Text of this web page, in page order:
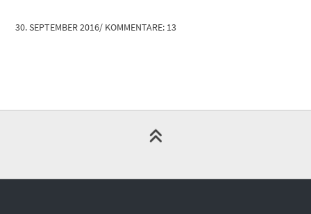
30. SEPTEMBER 2016/ KOMMENTARE: 13